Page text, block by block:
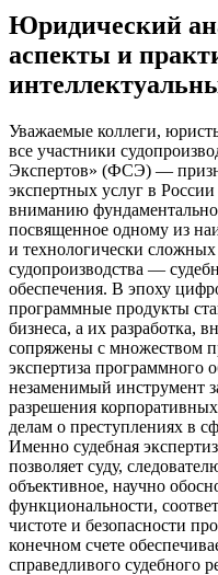
Юридический
аспекты и
Уважаемые коллеги,
все участники
Экспертов» (ФСЭ) —
экспертных услуг в
вниманию
посвященное одному из
и технологически
судопроизводства —
обеспечения. В эпоху
программные продукты
бизнеса, а их разработка,
сопряжены с множеством
экспертиза программного
незаменимый инструмент
разрешения
делам о преступлениях в
Именно судебная
позволяет суду,
объективное, научно
функциональности,
чистоте и безопасности
конечном счете
справедливого судебного